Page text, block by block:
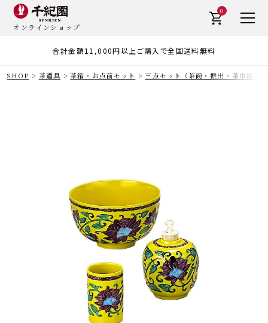
合計金額11,000円以上ご購入で全国送料無料
オンラインショップ
0
SHOP 茶道具 茶箱・お点前セット 三点セット（茶碗・振出・茶巾筒）